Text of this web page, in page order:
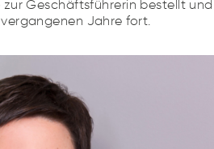
Geschäftsführerin bestellt
Jahre fort.